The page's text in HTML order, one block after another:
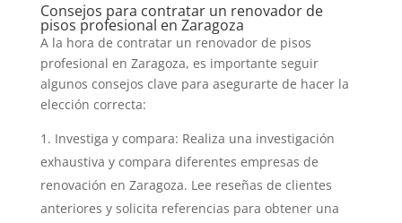
Consejos para contratar un renovador de
pisos profesional en Zaragoza
A la hora de contratar un renovador de pisos
profesional en Zaragoza, es importante seguir
algunos consejos clave para asegurarte de hacer la
elección correcta:
Investiga y compara: Realiza una investigación
exhaustiva y compara diferentes empresas de
renovación en Zaragoza. Lee reseñas de clientes
anteriores y solicita referencias para obtener una